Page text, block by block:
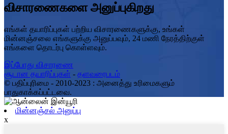
விசாரணைகளை அனுப்புகிறது
எங்கள் தயாரிப்புகள் பற்றிய விசாரணைகளுக்கு, உங்கள்
மின்னஞ்சலை எங்களுக்கு அனுப்பவும், 24 மணி நேரத்திற்குள்
எங்களை தொடர்பு கொள்ளவும்.
இப்போது விசாரணை
சூடான தயாரிப்புகள் - தளவரைபடம்
© பதிப்புரிமை - 2010-2023 : அனைத்து உரிமைகளும்
பாதுகாக்கப்பட்டவை.
மின்னஞ்சல் அனுப்பு
x